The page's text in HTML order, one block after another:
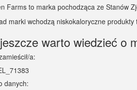
Farms to marka pochodząca ze Stanów
marki wchodzą niskokaloryczne
warto wiedzieć o
a:
danych: